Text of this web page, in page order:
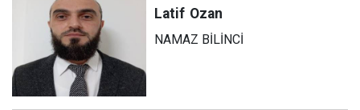
Latif Ozan
NAMAZ BİLİNCİ